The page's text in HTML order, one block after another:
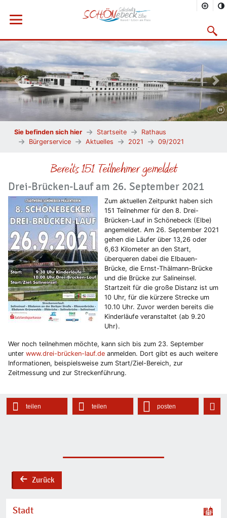
Menü öffnen
Vorheriges Bild
Sie befinden sich hier Startseite
Rathaus
Bürgerservice
Aktuelles 2021 09/2021
Bereits 151 Teilnehmer gemeldet
Drei-Brücken-Lauf am 26. September 2021
Zum aktuellen Zeitpunkt haben sich
151 Teilnehmer für den 8. Drei-
Brücken-Lauf in Schönebeck (Elbe)
angemeldet. Am 26. September 2021
gehen die Läufer über 13,26 oder
6,63 Kilometer an den Start,
überqueren dabei die Elbauen-
Brücke, die Ernst-Thälmann-Brücke
und die Brücke zur Salineinsel.
Startzeit für die große Distanz ist um
10 Uhr, für die kürzere Strecke um
10.10 Uhr. Zuvor werden bereits die
Kinderläufe veranstaltet (ab 9.20
Uhr).
Wer noch teilnehmen möchte, kann sich bis zum 23. September
unter www.drei-brücken-lauf.de anmelden. Dort gibt es auch weitere
Informationen, beispielsweise zum Start/Ziel-Bereich, zur
Zeitmessung und zur Streckenführung.
teilen teilen posten
backZurück
Stadt